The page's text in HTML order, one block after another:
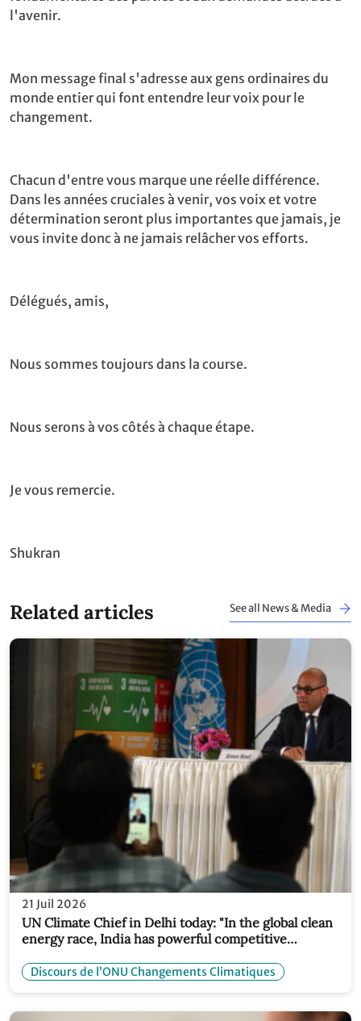
l'avenir.
Mon message final s'adresse aux gens ordinaires du
monde entier qui font entendre leur voix pour le
changement.
Chacun d'entre vous marque une réelle différence.
Dans les années cruciales à venir, vos voix et votre
détermination seront plus importantes que jamais, je
vous invite donc à ne jamais relâcher vos efforts.
Délégués, amis,
Nous sommes toujours dans la course.
Nous serons à vos côtés à chaque étape.
Je vous remercie.
Shukran
Related articles See all News & Media
21 Juil 2026
UN Climate Chief in Delhi today: "In the global clean
energy race, India has powerful competitive
Discours de l’ONU Changements Climatiques